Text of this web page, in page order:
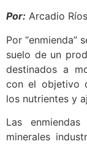
Por: Arcadio
Por “enmienda”
suelo de un
destinados a
con el objetivo
los nutrientes y
Las
minerales